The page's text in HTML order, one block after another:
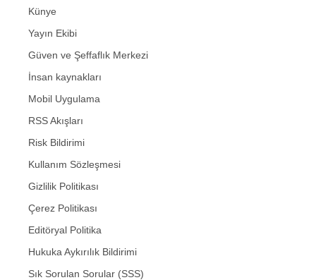
Künye
Yayın Ekibi
Güven ve Şeffaflık Merkezi
İnsan kaynakları
Mobil Uygulama
RSS Akışları
Risk Bildirimi
Kullanım Sözleşmesi
Gizlilik Politikası
Çerez Politikası
Editöryal Politika
Hukuka Aykırılık Bildirimi
Sık Sorulan Sorular (SSS)